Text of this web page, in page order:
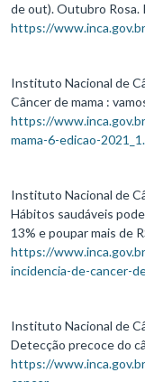
de out). Outubro Rosa.
https://
Instituto Nacional de
Câncer de mama :
https://
mama-6-edicao-
Instituto Nacional de
Hábitos saudáveis
13% e poupar mais de
https://
incidencia-de-cancer-
Instituto Nacional de
Detecção precoce do
https://